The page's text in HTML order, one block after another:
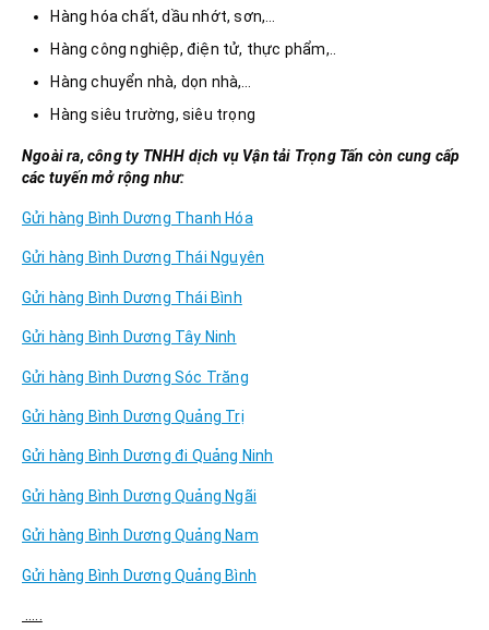
Hàng hóa chất, dầu nhớt, sơn,…
Hàng công nghiệp, điện tử, thực phẩm,..
Hàng chuyển nhà, dọn nhà,…
Hàng siêu trường, siêu trọng
Ngoài ra, công ty TNHH dịch vụ Vận tải Trọng Tấn còn cung cấp
các tuyến mở rộng như:
Gửi hàng Bình Dương Thanh Hóa
Gửi hàng Bình Dương Thái Nguyên
Gửi hàng Bình Dương Thái Bình
Gửi hàng Bình Dương Tây Ninh
Gửi hàng Bình Dương Sóc Trăng
Gửi hàng Bình Dương Quảng Trị
Gửi hàng Bình Dương đi Quảng Ninh
Gửi hàng Bình Dương Quảng Ngãi
Gửi hàng Bình Dương Quảng Nam
Gửi hàng Bình Dương Quảng Bình
…..